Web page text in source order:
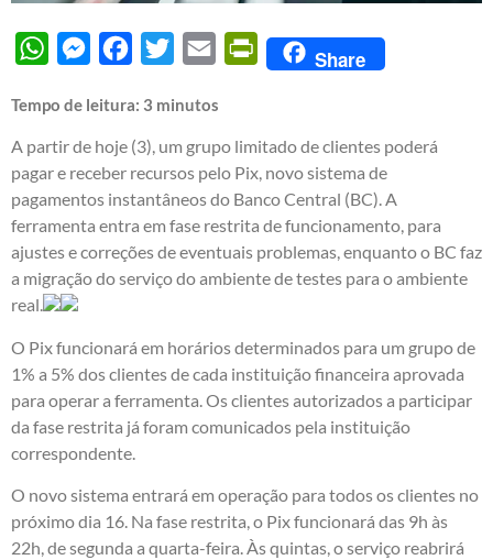
WhatsAppMessengerFacebook
Twitter Email PrintFriendly
Share
Tempo de leitura: 3 minutos
A partir de hoje (3), um grupo limitado de clientes poderá
pagar e receber recursos pelo Pix, novo sistema de
pagamentos instantâneos do Banco Central (BC). A
ferramenta entra em fase restrita de funcionamento, para
ajustes e correções de eventuais problemas, enquanto o BC faz
a migração do serviço do ambiente de testes para o ambiente
real.
O Pix funcionará em horários determinados para um grupo de
1% a 5% dos clientes de cada instituição financeira aprovada
para operar a ferramenta. Os clientes autorizados a participar
da fase restrita já foram comunicados pela instituição
correspondente.
O novo sistema entrará em operação para todos os clientes no
próximo dia 16. Na fase restrita, o Pix funcionará das 9h às
22h, de segunda a quarta-feira. Às quintas, o serviço reabrirá